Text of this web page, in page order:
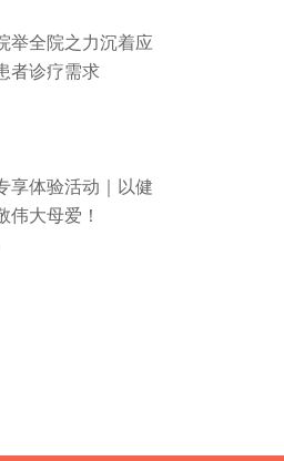
举全院之力沉着应
者诊疗需求
享体验活动｜以健
伟大母爱！